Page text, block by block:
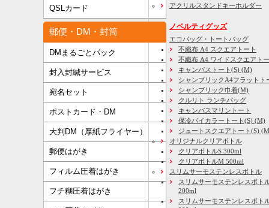
QSLカード
郵便・DM・封筒
DMまるごとパック
封入封緘サービス
宛名セット
ポストカード・DM
大判DM（厚紙フライヤー）
郵便はがき
フィルム圧着はがき
フチ糊圧着はがき
アクリルスタンドキーホルダー
ノベルティグッズ
エコバッグ・トートバッグ
不織布 A4 スクエアトート
不織布 A4 ワイドスクエアト
キャンバストート(S) (M)
シャンブリックA4フラットト
シャンブリック巾着(M)
クルリト ランチバッグ
キャンバスマリントート
保冷バイカラートート(S) (M)
ジュートスクエアトート(S)
オリジナルクリアボトル
クリアボトルS 300ml
クリアボトルM 500ml
スリムサーモステンレスボトル
スリムサーモステンレスボト
200ml
スリムサーモステンレスボト